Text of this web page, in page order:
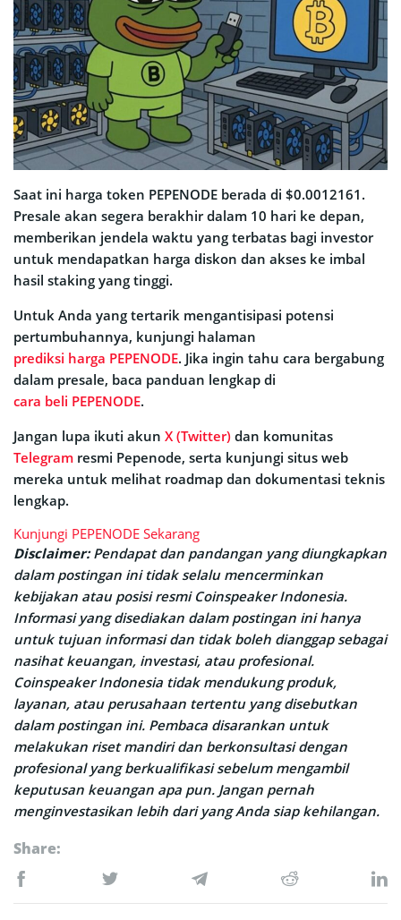
Saat ini harga token PEPENODE berada di $0.0012161.
Presale akan segera berakhir dalam 10 hari ke depan,
memberikan jendela waktu yang terbatas bagi investor
untuk mendapatkan harga diskon dan akses ke imbal
hasil staking yang tinggi.
Untuk Anda yang tertarik mengantisipasi potensi
pertumbuhannya, kunjungi halaman
prediksi harga PEPENODE. Jika ingin tahu cara bergabung
dalam presale, baca panduan lengkap di
cara beli PEPENODE.
Jangan lupa ikuti akun X (Twitter) dan komunitas
Telegram resmi Pepenode, serta kunjungi situs web
mereka untuk melihat roadmap dan dokumentasi teknis
lengkap.
Kunjungi PEPENODE Sekarang
Disclaimer:Pendapat dan pandangan yang diungkapkan
dalam postingan ini tidak selalu mencerminkan
kebijakan atau posisi resmi Coinspeaker Indonesia.
Informasi yang disediakan dalam postingan ini hanya
untuk tujuan informasi dan tidak boleh dianggap sebagai
nasihat keuangan, investasi, atau profesional.
Coinspeaker Indonesia tidak mendukung produk,
layanan, atau perusahaan tertentu yang disebutkan
dalam postingan ini. Pembaca disarankan untuk
melakukan riset mandiri dan berkonsultasi dengan
profesional yang berkualifikasi sebelum mengambil
keputusan keuangan apa pun. Jangan pernah
menginvestasikan lebih dari yang Anda siap kehilangan.
Share: